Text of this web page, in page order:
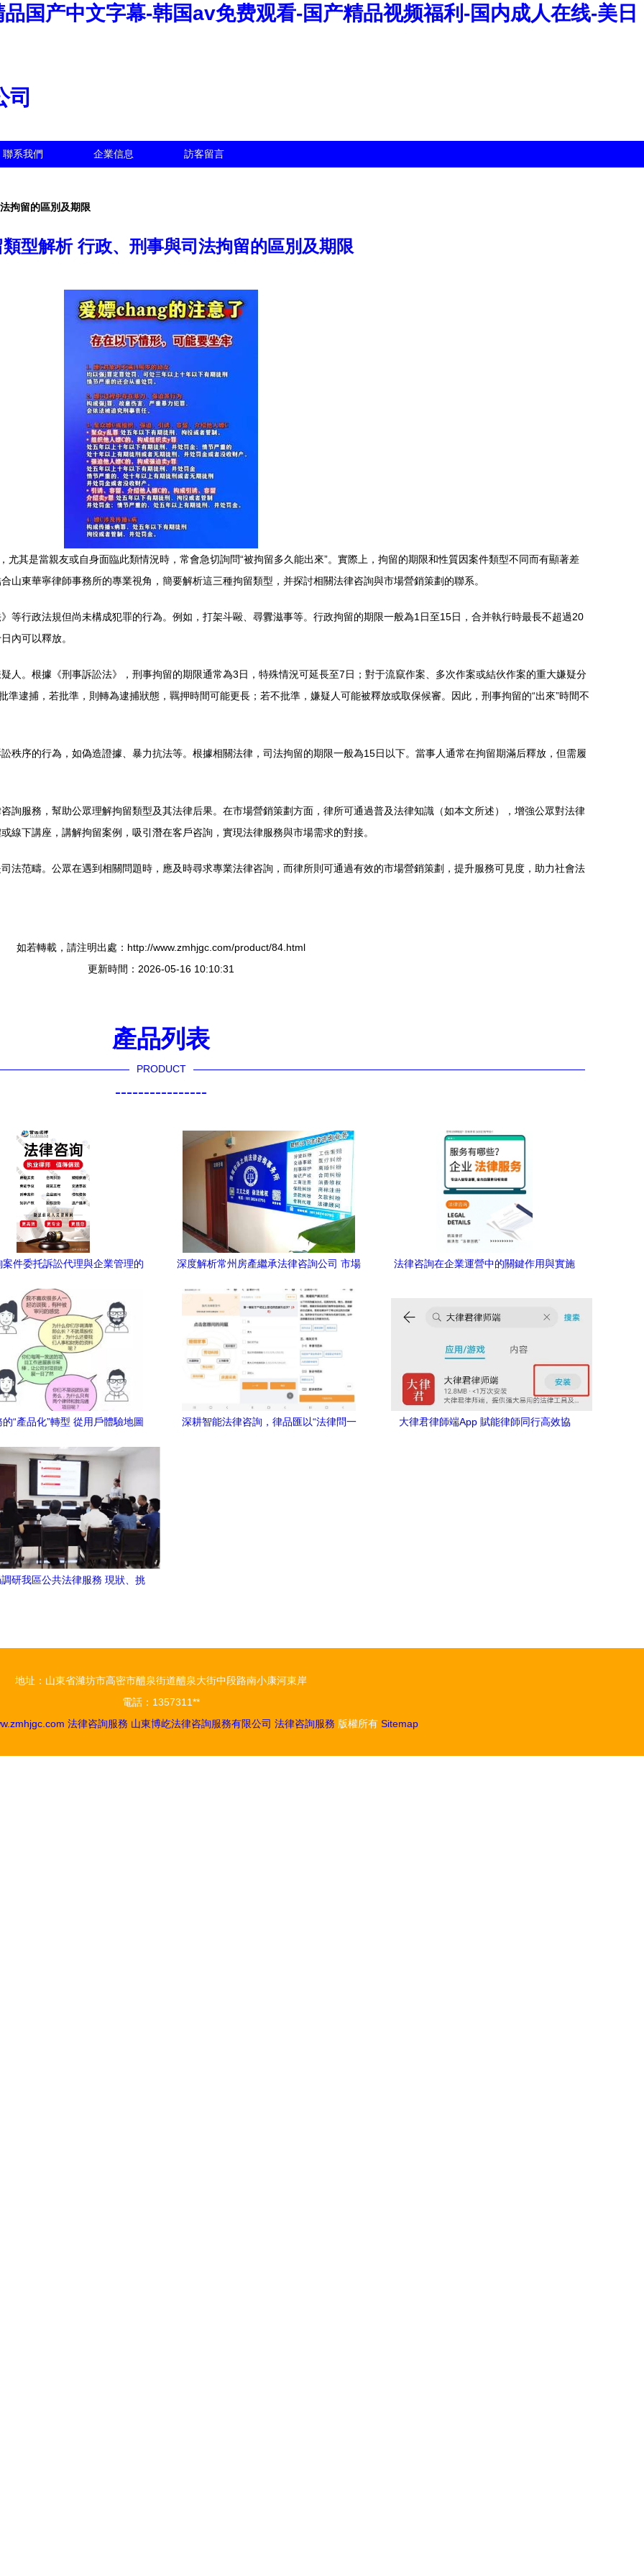
国产中文字幕-韩国av免费观看-国产精品视频福利-国内成人在线-美日
司
聯系我們 企業信息 訪客留言
拘留的區別及期限
型解析 行政、刑事與司法拘留的區別及期限
尤其是當親友或自身面臨此類情況時，常會急切詢問“被拘留多久能出來”。實際上，拘留的期限和性質因案件類型不同而有顯著差
山東華寧律師事務所的專業視角，簡要解析這三種拘留類型，并探討相關法律咨詢與市場營銷策劃的聯系。
等行政法規但尚未構成犯罪的行為。例如，打架斗毆、尋釁滋事等。行政拘留的期限一般為1日至15日，合并執行時最長不超過20
內可以釋放。
人。根據《刑事訴訟法》，刑事拘留的期限通常為3日，特殊情況可延長至7日；對于流竄作案、多次作案或結伙作案的重大嫌疑分
逮捕，若批準，則轉為逮捕狀態，羈押時間可能更長；若不批準，嫌疑人可能被釋放或取保候審。因此，刑事拘留的“出來”時間不
秩序的行為，如偽造證據、暴力抗法等。根據相關法律，司法拘留的期限一般為15日以下。當事人通常在拘留期滿后釋放，但需履
詢服務，幫助公眾理解拘留類型及其法律后果。在市場營銷策劃方面，律所可通過普及法律知識（如本文所述），增強公眾對法律
線下講座，講解拘留案例，吸引潛在客戶咨詢，實現法律服務與市場需求的對接。
法范疇。公眾在遇到相關問題時，應及時尋求專業法律咨詢，而律所則可通過有效的市場營銷策劃，提升服務可見度，助力社會法
如若轉載，請注明出處：http://www.zmhjgc.com/product/84.html
更新時間：2026-05-16 10:10:31
產品列表
PRODUCT
----------------
案件委托訴訟代理與企業管理的
深度解析常州房產繼承法律咨詢公司 市場
法律咨詢在企業運營中的關鍵作用與實施
“產品化”轉型 從用戶體驗地圖
深耕智能法律咨詢，律品匯以“法律問一
大律君律師端App 賦能律師同行高效協
研我區公共法律服務 現狀、挑
地址：山東省濰坊市高密市醴泉街道醴泉大街中段路南小康河東岸
電話：1357311**
法律咨詢服務 山東博屹法律咨詢服務有限公司 法律咨詢服務 版權所有 Sitemap